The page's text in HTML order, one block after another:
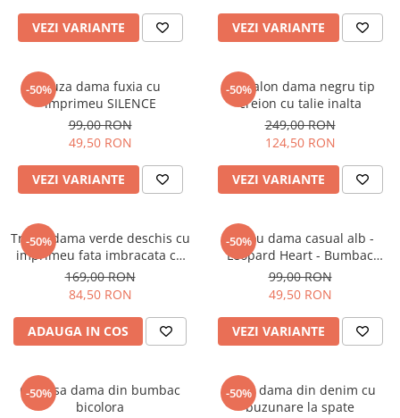
VEZI VARIANTE VEZI VARIANTE
-50%Bluza dama fuxia cu
imprimeu SILENCE
99,00 RON
49,50 RON
VEZI VARIANTE
-50%
Pantalon dama negru tip
creion cu talie inalta
249,00 RON
124,50 RON
VEZI VARIANTE
-50%
Tricou dama verde deschis cu
imprimeu fata imbracata cu
alb si inghetata in mana
169,00 RON
84,50 RON
ADAUGA IN COS
-50%
Tricou dama casual alb -
Leopard Heart - Bumbac
Organic
99,00 RON
49,50 RON
VEZI VARIANTE
-50%
Camasa dama din bumbac
bicolora
-50%
Blugi dama din denim cu
buzunare la spate